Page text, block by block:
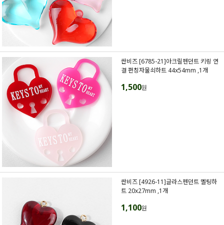
싼비즈 [6785-21]아크릴펜던트 키링 연
결 펀칭자물쇠하트 44x54mm ,1개
1,500원
싼비즈 [4926-11]글라스펜던트 멜팅하
트 20x27mm ,1개
1,100원